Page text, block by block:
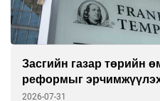
Засгийн газар төрийн
реформыг
Templeton”-той хамтарна
2026-07-31